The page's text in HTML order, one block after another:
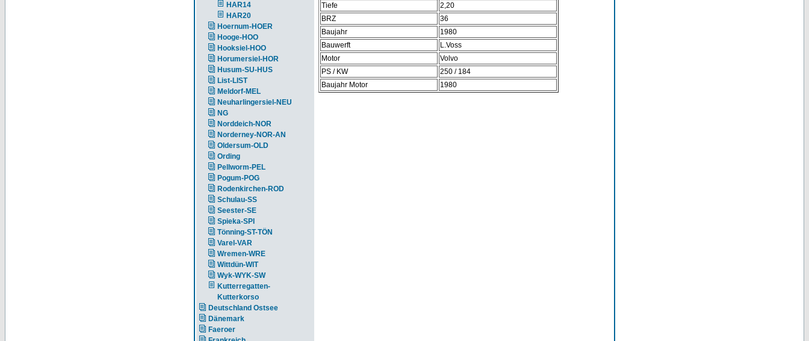
HAR14
HAR20
Hoernum-HOER
Hooge-HOO
Hooksiel-HOO
Horumersiel-HOR
Husum-SU-HUS
List-LIST
Meldorf-MEL
Neuharlingersiel-NEU
NG
Norddeich-NOR
Norderney-NOR-AN
Oldersum-OLD
Ording
Pellworm-PEL
Pogum-POG
Rodenkirchen-ROD
Schulau-SS
Seester-SE
Spieka-SPI
Tönning-ST-TÖN
Varel-VAR
Wremen-WRE
Wittdün-WIT
Wyk-WYK-SW
Kutterregatten-
Kutterkorso
Deutschland Ostsee
Dänemark
Faeroer
Tiefe
2,20
BRZ
36
Baujahr
1980
Bauwerft
L.Voss
Motor
Volvo
PS / KW
250 / 184
Baujahr Motor
1980